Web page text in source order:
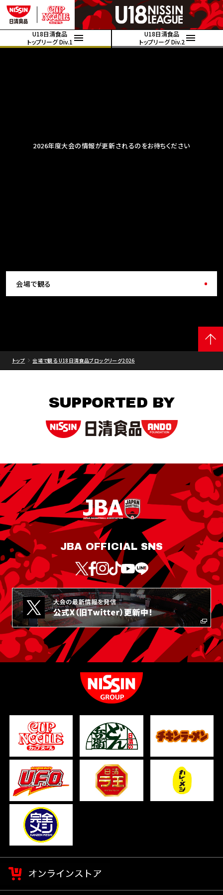
U18日清食品
トップリーグ Div.1
U18日清食品
トップリーグ Div.2
2026年度大会の情報が更新されるのをお待ちください
会場で観る
トップ 会場で観る U18日清食品ブロックリーグ2026
SUPPORTED BY
JBA OFFICIAL SNS